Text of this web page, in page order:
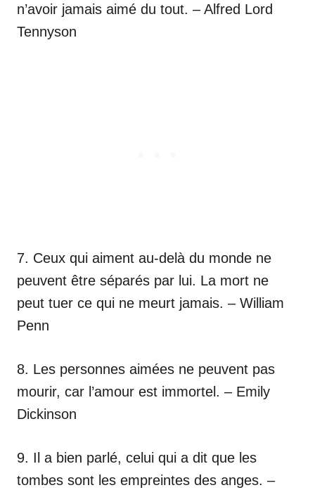
n’avoir jamais aimé du tout. – Alfred Lord
Tennyson
7. Ceux qui aiment au-delà du monde ne
peuvent être séparés par lui. La mort ne
peut tuer ce qui ne meurt jamais. – William
Penn
8. Les personnes aimées ne peuvent pas
mourir, car l’amour est immortel. – Emily
Dickinson
9. Il a bien parlé, celui qui a dit que les
tombes sont les empreintes des anges. –